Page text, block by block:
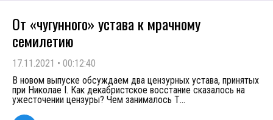
От «чугунного» устава к мрачному
семилетию
17.11.2021 • 00:12:40
В новом выпуске обсуждаем два цензурных устава, принятых
при Николае I. Как декабристское восстание сказалось на
ужесточении цензуры? Чем занималось Т...